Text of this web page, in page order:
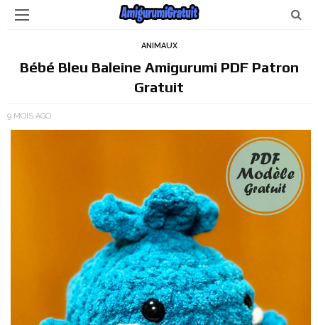
ANIMAUX
Bébé Bleu Baleine Amigurumi PDF Patron
Gratuit
9 MOIS AGO